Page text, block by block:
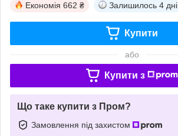
Економія 662 ₴ Залишилось 4 дні
Купити
або
Купити з
Що таке купити з Пром?
Замовлення під захистом